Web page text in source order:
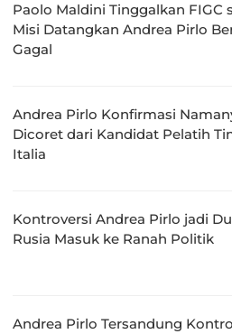
Paolo Maldini Tinggalkan FIGC
Misi Datangkan Andrea Pirlo
Gagal
Andrea Pirlo Konfirmasi
Dicoret dari Kandidat Pelatih
Italia
Kontroversi Andrea Pirlo jadi
Rusia Masuk ke Ranah Politik
Andrea Pirlo Tersandung